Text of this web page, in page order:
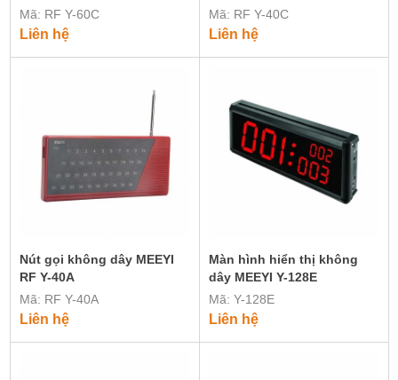
Mã: RF Y-60C
Liên hệ
Mã: RF Y-40C
Liên hệ
Nút gọi không dây MEEYI
RF Y-40A
Mã: RF Y-40A
Liên hệ
Màn hình hiển thị không
dây MEEYI Y-128E
Mã: Y-128E
Liên hệ